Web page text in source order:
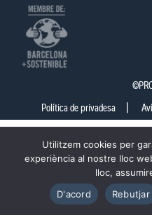
Política de privadesa
Utilitzem cookies per
experiència al nostre lloc
lloc,
D'acord
Rebutjar